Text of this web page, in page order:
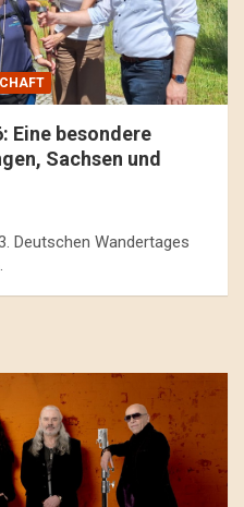
Eine besondere
Sachsen und
Deutschen Wandertages